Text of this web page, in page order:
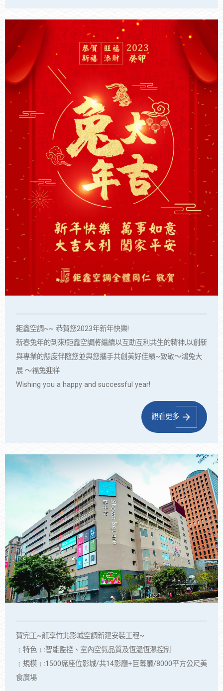
鉅鑫空調~~ 恭賀您2023年新年快樂!
新春兔年的到來!鉅鑫空調將繼續以互助互利共生的精神,以創新
與專業的態度伴隨您並與您攜手共創美好佳績~致敬～鴻兔大
展 ～福兔迎祥
Wishing you a happy and successful year!
觀看更多
賀完工~龍享竹北影城空調新建安裝工程~
﹝特色﹞:智能監控、室內空氣品質及恆溫恆濕控制
﹝規模﹞:1500席座位影城/共14影廳+巨幕廳/8000平方公尺美
食廣場